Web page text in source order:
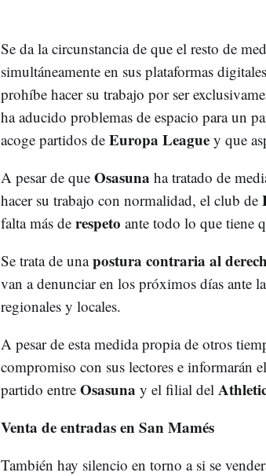
Se da la circunstancia de que el resto de
simultáneamente en sus plataformas
prohíbe hacer su trabajo por ser
ha aducido problemas de espacio para un
acoge partidos de Europa Leaguey que
A pesar de que Osasuna ha tratado de
hacer su trabajo con normalidad, el club de
falta más de respeto ante todo lo que tiene
Se trata de unapostura contraria al
van a denunciar en los próximos días ante
regionales y locales.
A pesar de esta medida propia de otros
compromiso con sus lectores e informarán
partido entre Osasuna y el filial del
Venta de entradas en San Mamés
También hay silencio en torno a si se